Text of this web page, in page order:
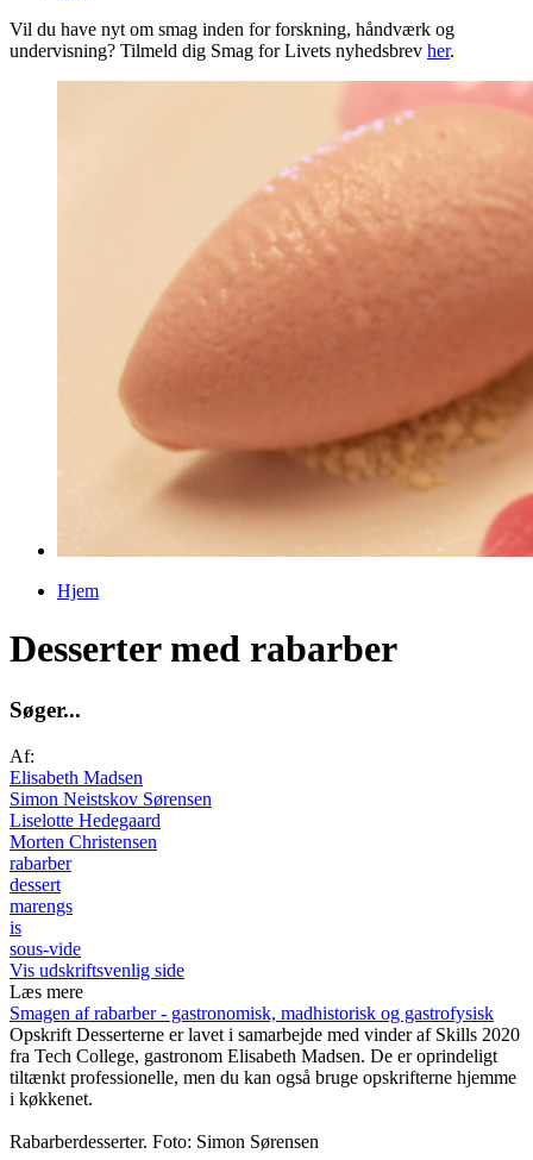
Vil du have nyt om smag inden for forskning, håndværk og
undervisning? Tilmeld dig Smag for Livets nyhedsbrev her.
Hjem
Desserter med rabarber
Søger...
Af:
Elisabeth Madsen
Simon Neistskov Sørensen
Liselotte Hedegaard
Morten Christensen
rabarber
dessert
marengs
is
sous-vide
Vis udskriftsvenlig side
Læs mere
Smagen af rabarber - gastronomisk, madhistorisk og gastrofysisk
Opskrift Desserterne er lavet i samarbejde med vinder af Skills 2020
fra Tech College, gastronom Elisabeth Madsen. De er oprindeligt
tiltænkt professionelle, men du kan også bruge opskrifterne hjemme
i køkkenet.
Rabarberdesserter. Foto: Simon Sørensen